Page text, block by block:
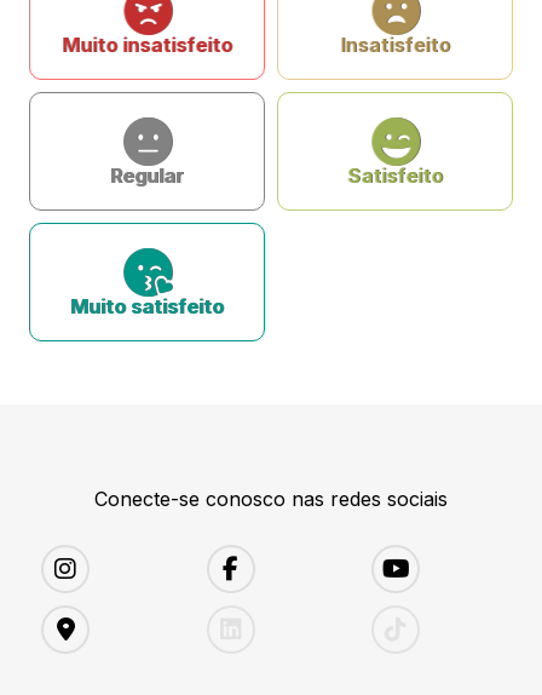
Muito insatisfeito Insatisfeito
Regular Satisfeito
Muito satisfeito
Conecte-se conosco nas redes sociais